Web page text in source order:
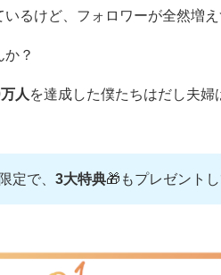
いるけど、フォロワーが全然増
？
人 を達成した僕たちはだし夫婦
定で、 3大特典🎁もプレゼントし